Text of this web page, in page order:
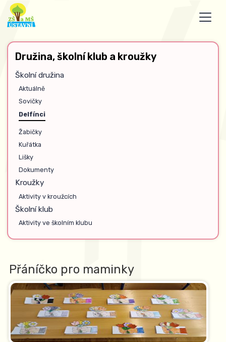
Družina, školní klub a kroužky
Školní družina
Aktuálně
Sovičky
Delfínci
Žabičky
Kuřátka
Lišky
Dokumenty
Kroužky
Aktivity v kroužcích
Školní klub
Aktivity ve školním klubu
Přáníčko pro maminky